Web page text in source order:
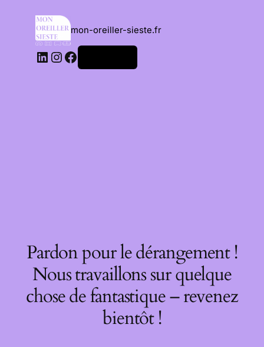
mon-oreiller-sieste.fr
Pardon pour le dérangement !
Nous travaillons sur quelque
chose de fantastique – revenez
bientôt !